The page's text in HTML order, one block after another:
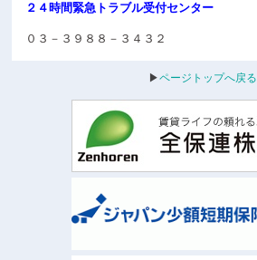
２４時間緊急トラブル受付センター
０３－３９８８－３４３２
▶ページトップへ戻る